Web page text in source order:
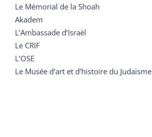
Le Mémorial de la Shoah
Akadem
L’Ambassade d’Israël
Le CRIF
L’OSE
Le Musée d’art et d’histoire du Judaïsme